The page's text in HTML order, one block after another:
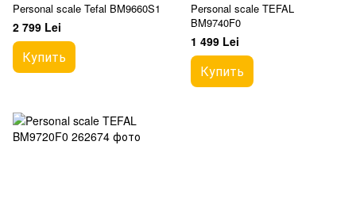
Personal scale Tefal BM9660S1
2 799 Lei
Купить
Personal scale TEFAL
BM9740F0
1 499 Lei
Купить